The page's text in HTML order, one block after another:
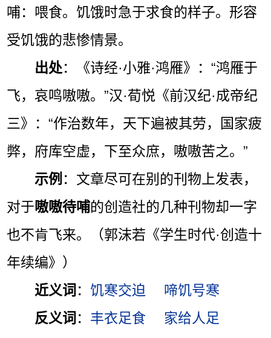
哺：喂食。饥饿时急于求食的样子。形容
受饥饿的悲惨情景。
出处：《诗经·小雅·鸿雁》：“鸿雁于
飞，哀鸣嗷嗷。”汉·荀悦《前汉纪·成帝纪
三》：“作治数年，天下遍被其劳，国家疲
弊，府库空虚，下至众庶，嗷嗷苦之。”
示例 ：文章尽可在别的刊物上发表，
对于嗷嗷待哺的创造社的几种刊物却一字
也不肯飞来。（郭沫若《学生时代·创造十
年续编》）
近义词 ： 饥寒交迫
啼饥号寒
反义词 ： 丰衣足食
家给人足